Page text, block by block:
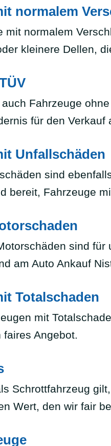
normalem
mit normalem
kleinere Dellen,
Fahrzeuge
für den Verkauf
Unfallschäden
sind
bereit, Fahrzeuge
sind
am Auto Ankauf
Totalschaden
mit
Angebot.
Schrottfahrzeug
Wert, den wir fair